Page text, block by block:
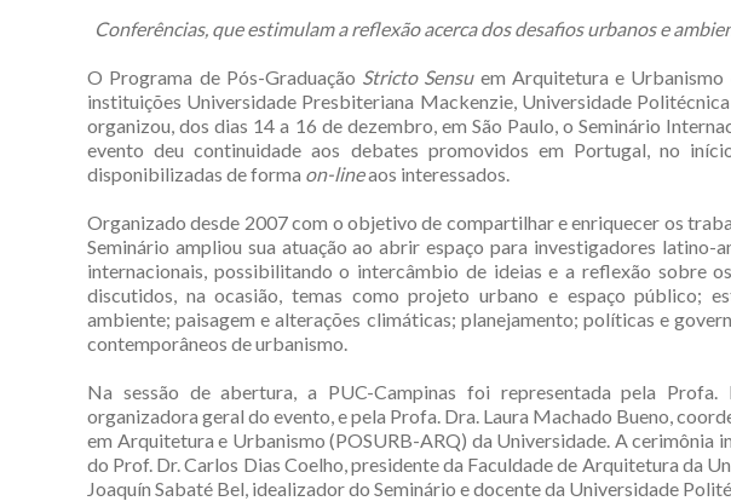
Conferências, que estimulam a reflexão acerca dos desafios urbanos e
O Programa de Pós-Graduação Stricto Sensu em Arquitetura e Urbanismo
instituições Universidade Presbiteriana Mackenzie, Universidade
organizou, dos dias 14 a 16 de dezembro, em São Paulo, o Seminário
evento deu continuidade aos debates promovidos em Portugal, no
disponibilizadas de forma on-lineaos interessados.
Organizado desde 2007 com o objetivo de compartilhar e enriquecer os
Seminário ampliou sua atuação ao abrir espaço para investigadores latino-
internacionais, possibilitando o intercâmbio de ideias e a reflexão sobre
discutidos, na ocasião, temas como projeto urbano e espaço público;
ambiente; paisagem e alterações climáticas; planejamento; políticas e
contemporâneos de urbanismo.
Na sessão de abertura, a PUC-Campinas foi representada pela
organizadora geral do evento, e pela Profa. Dra. Laura Machado Bueno,
em Arquitetura e Urbanismo (POSURB-ARQ) da Universidade. A cerimônia
do Prof. Dr. Carlos Dias Coelho, presidente da Faculdade de Arquitetura da
Joaquín Sabaté Bel, idealizador do Seminário e docente da Universidade